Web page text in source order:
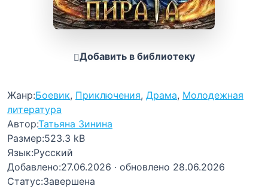
Добавить в библиотеку
Жанр:Боевик, Приключения, Драма, Молодежная
литература
Автор:Татьяна Зинина
Размер:523.3 kB
Язык:Русский
Добавлено:27.06.2026 · обновлено 28.06.2026
Статус:Завершена